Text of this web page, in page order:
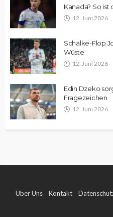
Kanada? So ist
12. Juni 2026
Schalke-Flop
Wüste
12. Juni 2026
Edin Dzeko
Fragezeichen
12. Juni 2026
Über Uns Kontakt